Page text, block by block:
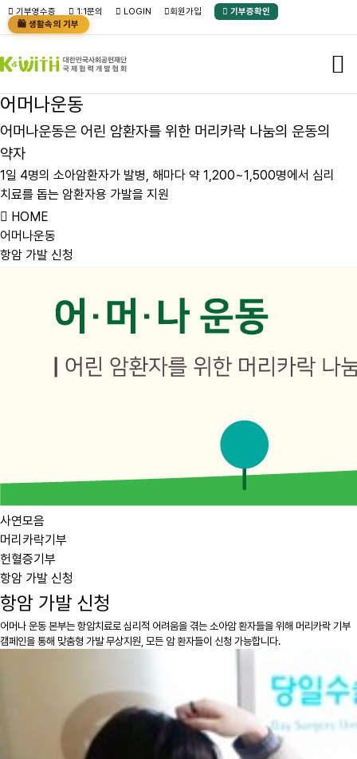
본문바로가기
기부영수증 1:1문의 LOGIN 회원가입
기부증확인
🛍️ 생활속의 기부
어머나운동
어머나운동은 어린 암환자를 위한 머리카락 나눔의 운동의
약자
1일 4명의 소아암환자가 발병, 해마다 약 1,200~1,500명에서 심리
치료를 돕는 암환자용 가발을 지원
HOME
어머나운동
항암 가발 신청
사연모음
머리카락기부
헌혈증기부
항암 가발 신청
항암 가발 신청
어머나 운동 본부는 항암치료로 심리적 어려움을 겪는 소아암 환자들을 위해 머리카락 기부
캠페인을 통해 맞춤형 가발 무상지원, 모든 암 환자들이 신청 가능합니다.